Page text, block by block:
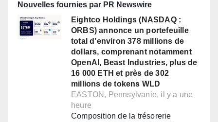
Nouvelles fournies par PR Newswire
Eightco Holdings (NASDAQ :
ORBS) annonce un portefeuille
total d'environ 378 millions de
dollars, comprenant notamment
OpenAI, Beast Industries, plus de
16 000 ETH et près de 302
millions de tokens WLD
EASTON, Pennsylvanie, il y a une
heure
Composition de la trésorerie